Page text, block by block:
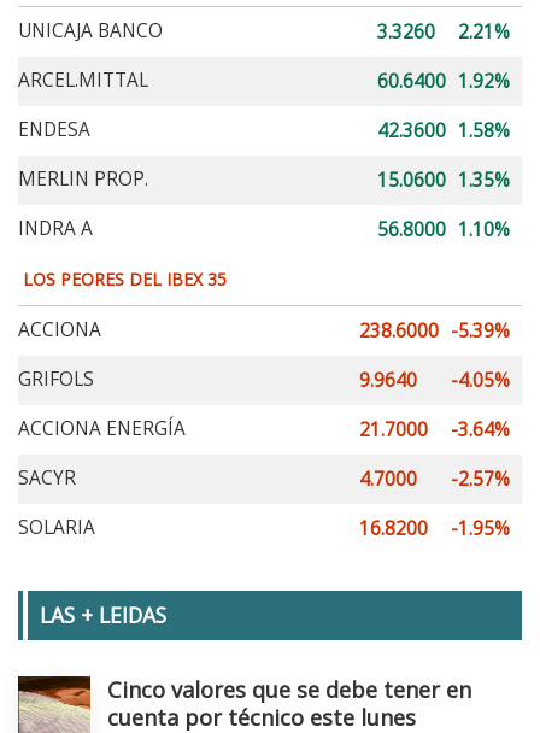
UNICAJA BANCO 3.3260
2.21%
ARCEL.MITTAL
60.6400 1.92%
ENDESA
42.3600 1.58%
MERLIN PROP.
15.0600 1.35%
INDRA A
56.8000 1.10%
LOS PEORES DEL IBEX 35
ACCIONA 238.6000 -5.39%
GRIFOLS
9.9640
-4.05%
ACCIONA ENERGÍA
21.7000
-3.64%
SACYR
4.7000
-2.57%
SOLARIA
16.8200 -1.95%
LAS + LEIDAS
Cinco valores que se debe tener en
cuenta por técnico este lunes